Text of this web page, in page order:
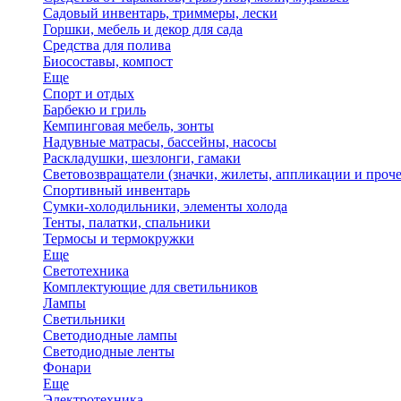
Садовый инвентарь, триммеры, лески
Горшки, мебель и декор для сада
Средства для полива
Биосоставы, компост
Еще
Спорт и отдых
Барбекю и гриль
Кемпинговая мебель, зонты
Надувные матрасы, бассейны, насосы
Раскладушки, шезлонги, гамаки
Световозвращатели (значки, жилеты, аппликации и
Спортивный инвентарь
Сумки-холодильники, элементы холода
Тенты, палатки, спальники
Термосы и термокружки
Еще
Светотехника
Комплектующие для светильников
Лампы
Светильники
Светодиодные лампы
Светодиодные ленты
Фонари
Еще